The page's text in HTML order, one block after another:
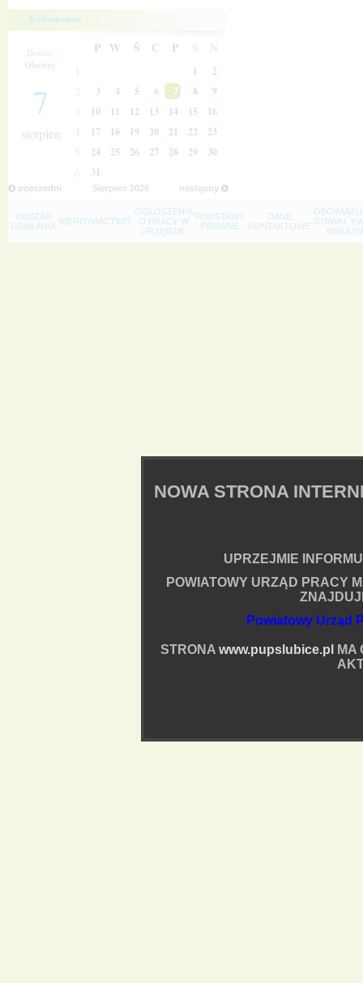
Kalendarium
Donaty
Olechny
7
sierpien
P W Ś C P S N
1 1 2
2 3 4 5 6 7 8 9
3 10 11 12 13 14 15 16
4 17 18 19 20 21 22 23
5 24 25 26 27 28 29 30
6 31
poprzedni następny
Sierpien 2026
OBSZAR
DZIAŁANIA KIEROWNICTWO
OGŁOSZENIA
O PRACY W
URZĘDZIE
PODSTAWY
PRAWNE
DANE
KONTAKTOWE STAWKI,
NOWA STRONA
UPRZEJMIE
POWIATOWY URZĄD PRACY
Powiatowy Urząd
STRONA www.pupslubice.pl
MA